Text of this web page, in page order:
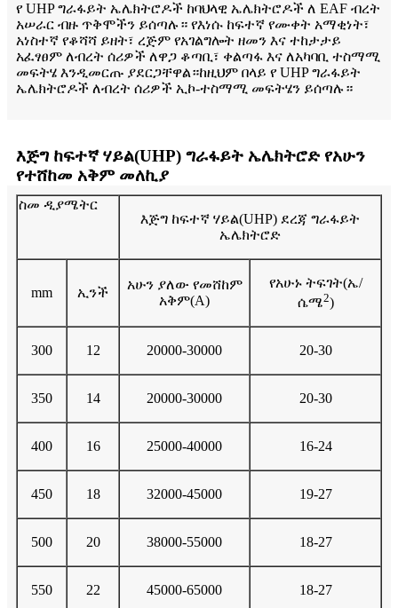
የ UHP ግራፋይት ኤሌክትሮዶች ከባህላዊ ኤሌክትሮዶች ለ EAF ብረት
አሠራር ብዙ ጥቅሞችን ይሰጣሉ። የእነሱ ከፍተኛ የሙቀት አማቂነት፣
አነስተኛ የቆሻሻ ይዘት፣ ረጅም የአገልግሎት ዘመን እና ተከታታይ
አፈፃፀም ለብረት ሰሪዎች ለዋጋ ቆጣቢ፣ ቀልጣፋ እና ለአካባቢ ተስማሚ
መፍትሄ እንዲመርጡ ያደርጋቸዋል።ከዚህም በላይ የ UHP ግራፋይት
ኤሌክትሮዶች ለብረት ሰሪዎች ኢኮ-ተስማሚ መፍትሄን ይሰጣሉ።
እጅግ ከፍተኛ ሃይል(UHP) ግራፋይት ኤሌክትሮድ የአሁን
የተሸከመ አቅም መለኪያ
ስመ ዲያሜትር
እጅግ ከፍተኛ ሃይል(UHP) ደረጃ ግራፋይት
ኤሌክትሮድ
mm ኢንች
አሁን ያለው የመሸከም
አቅም(A)
የአሁኑ ትፍገት(ኤ/
ሴሜ2)
300 12 20000-30000 20-30
350 14 20000-30000 20-30
400 16 25000-40000 16-24
450 18 32000-45000 19-27
500 20 38000-55000 18-27
550 22 45000-65000 18-27